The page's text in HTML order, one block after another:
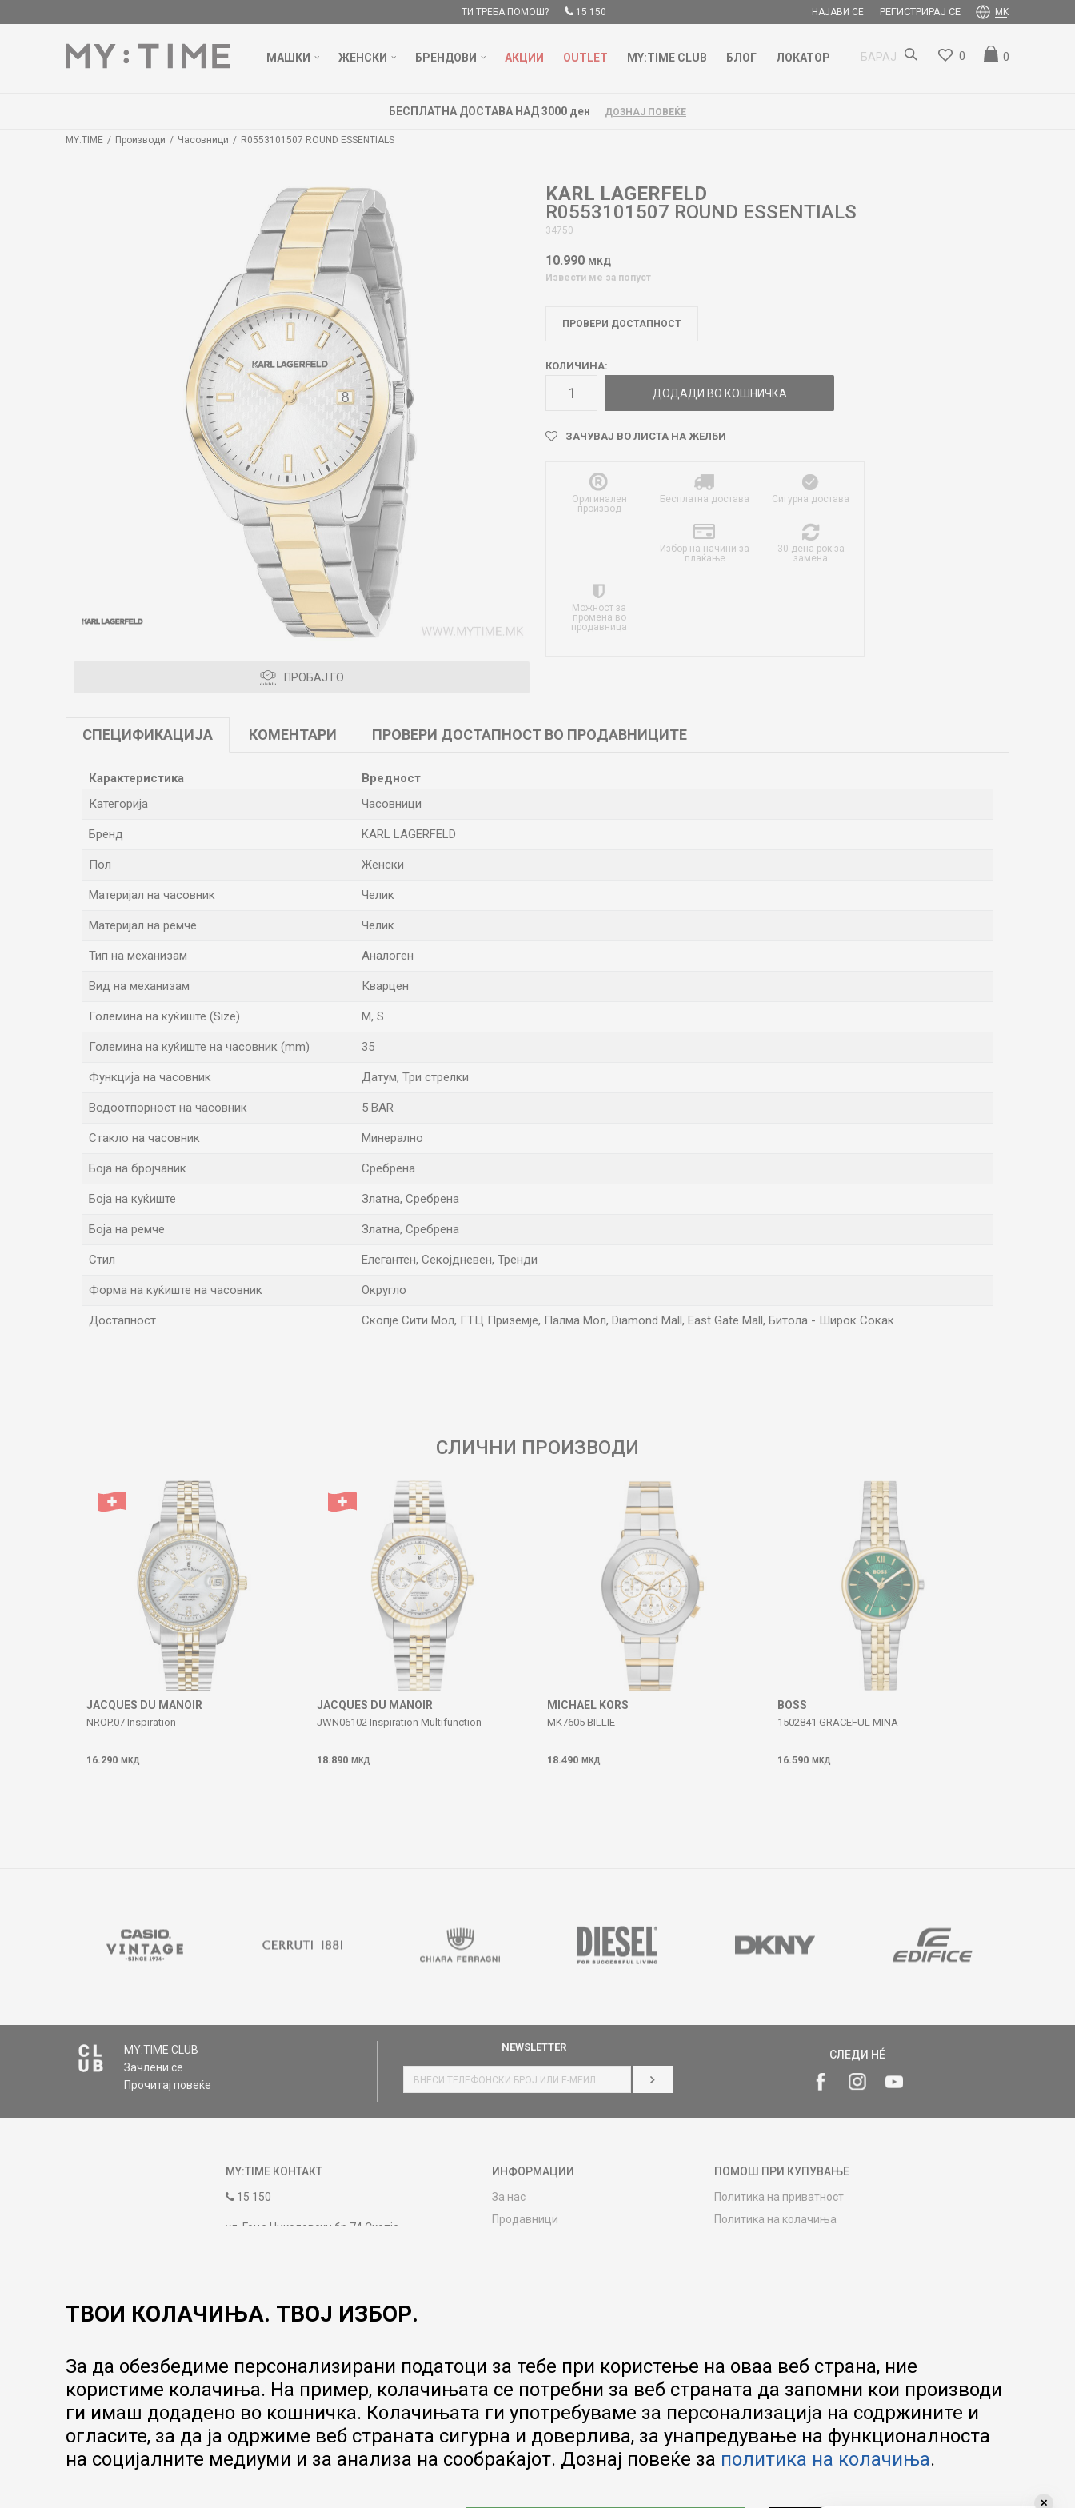
ТИ ТРЕБА ПОМОШ? 15 150 НАЈАВИ СЕ РЕГИСТРИРАЈ СЕ MK
МАШКИ ЖЕНСКИ БРЕНДОВИ АКЦИИ OUTLET MY:TIME CLUB БЛОГ ЛОКАТОР БАРАЈ 0
0
БЕСПЛАТНА ДОСТАВА НАД 3000 ден ДОЗНАЈ ПОВЕЌЕ
MY:TIME Производи Часовници R0553101507 ROUND ESSENTIALS
ПРОБАЈ ГО
KARL LAGERFELD
R0553101507 ROUND ESSENTIALS
34750
10.990 МКД
Извести ме за попуст
ПРОВЕРИ ДОСТАПНОСТ
КОЛИЧИНА:
ДОДАДИ ВО КОШНИЧКА
ЗАЧУВАЈ ВО ЛИСТА НА ЖЕЛБИ
Оригинален
производ
Бесплатна достава Сигурна достава
Избор на начини за
плаќање
30 дена рок за
замена
Можност за
промена во
продавница
СПЕЦИФИКАЦИЈА КОМЕНТАРИ ПРОВЕРИ ДОСТАПНОСТ ВО ПРОДАВНИЦИТЕ
Карактеристика
Вредност
Категорија
Часовници
Бренд KARL LAGERFELD
Пол Женски
Материјал на часовник Челик
Материјал на ремче Челик
Тип на механизам Аналоген
Вид на механизам Кварцен
Големина на куќиште (Size) M, S
Големина на куќиште на часовник (mm) 35
Функција на часовник Датум, Три стрелки
Водоотпорност на часовник 5 BAR
Стакло на часовник Минерално
Боја на бројчаник Сребрена
Боја на куќиште Златна, Сребрена
Боја на ремче Златна, Сребрена
Стил Елегантен, Секојдневен, Тренди
Форма на куќиште на часовник Округло
Достапност Скопје Сити Мол, ГТЦ Приземје, Палма Мол, Diamond Mall, East Gate Mall, Битола - Широк Сокак
СЛИЧНИ ПРОИЗВОДИ
JACQUES DU MANOIR
NROP.07 Inspiration
16.290 МКД
JACQUES DU MANOIR
JWN06102 Inspiration Multifunction
18.890 МКД
MICHAEL KORS
MK7605 BILLIE
18.490 МКД
BOSS
1502841 GRACEFUL MINA
16.590 МКД
MY:TIME CLUB
Зачлени се
Прочитај повеќе
NEWSLETTER
НАЈАВИ СЕ
СЛЕДИ НÉ
MY:TIME КОНТАКТ
15 150
ул. Гоце Николовски бр.74 Скопје
09:00 до 17:00
ИНФОРМАЦИИ
За нас
Продавници
Гаранција за производ
Ценовник
ПОМОШ ПРИ КУПУВАЊЕ
Политика на приватност
Политика на колачиња
Product Finder
FAQs
ТВОИ КОЛАЧИЊА. ТВОЈ ИЗБОР.
За да обезбедиме персонализирани податоци за тебе при користење на оваа веб страна, ние
користиме колачиња. На пример, колачињата се потребни за веб страната да запомни кои производи
ги имаш додадено во кошничка. Колачињата ги употребуваме за персонализација на содржините и
огласите, за да ја одржиме веб страната сигурна и доверлива, за унапредување на функционалноста
на социјалните медиуми и за анализа на сообраќајот. Дознај повеќе за политика на колачиња.
✕